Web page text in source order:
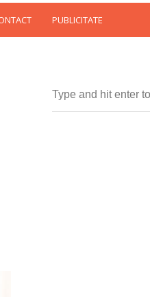
PUBLICITATE